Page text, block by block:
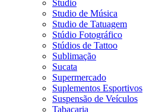
Studio
Studio de Música
Studio de Tatuagem
Stúdio Fotográfico
Stúdios de Tattoo
Sublimação
Sucata
Supermercado
Suplementos Esportivos
Suspensão de Veículos
Tabacaria